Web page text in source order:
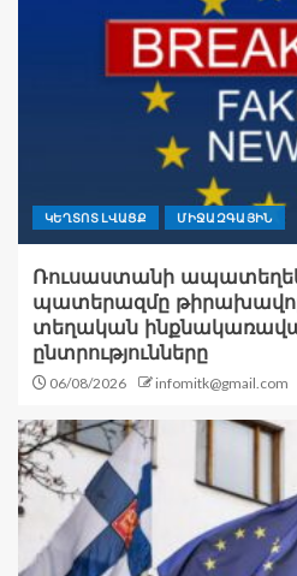
ԿԵՂՏՈՏ ԼՎԱՑՔ ՄԻՋԱԶԳԱՅԻՆ
Ռուսաստանի
պատերազմը
տեղական
ընտրությունները
06/08/2026 infomitk@gmail.com